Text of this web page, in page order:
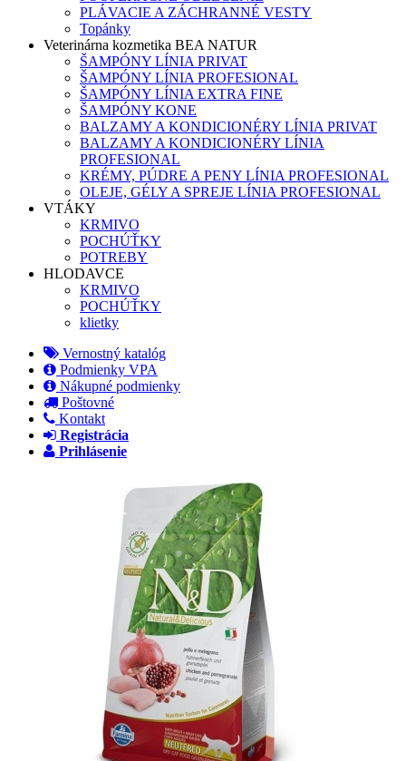
PLÁVACIE A ZÁCHRANNÉ VESTY
Topánky
Veterinárna kozmetika BEA NATUR
ŠAMPÓNY LÍNIA PRIVAT
ŠAMPÓNY LÍNIA PROFESIONAL
ŠAMPÓNY LÍNIA EXTRA FINE
ŠAMPÓNY KONE
BALZAMY A KONDICIONÉRY LÍNIA PRIVAT
BALZAMY A KONDICIONÉRY LÍNIA
PROFESIONAL
KRÉMY, PÚDRE A PENY LÍNIA PROFESIONAL
OLEJE, GÉLY A SPREJE LÍNIA PROFESIONAL
VTÁKY
KRMIVO
POCHÚŤKY
POTREBY
HLODAVCE
KRMIVO
POCHÚŤKY
klietky
Vernostný katalóg
Podmienky VPA
Nákupné podmienky
Poštovné
Kontakt
Registrácia
Prihlásenie